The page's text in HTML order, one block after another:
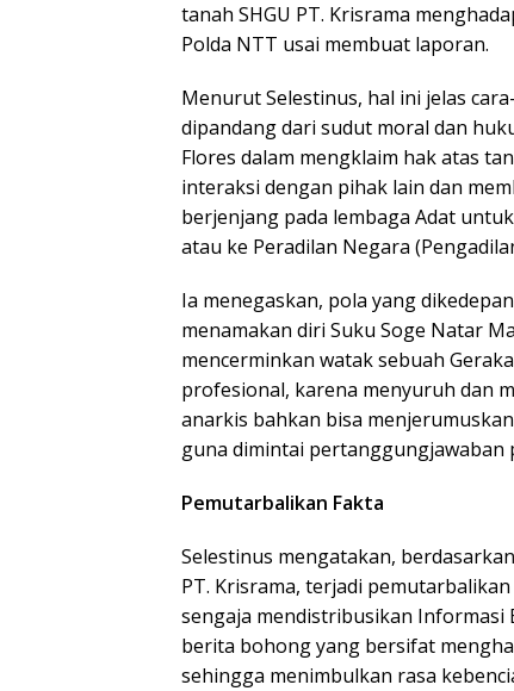
tanah SHGU PT. Krisrama
Polda NTT usai membuat laporan.
Menurut Selestinus, hal ini jelas
dipandang dari sudut moral dan
Flores dalam mengklaim hak atas
interaksi dengan pihak lain dan
berjenjang pada lembaga Adat
atau ke Peradilan Negara
Ia menegaskan, pola yang
menamakan diri Suku Soge Natar
mencerminkan watak sebuah
profesional, karena menyuruh dan
anarkis bahkan bisa
guna dimintai pertanggungjawaban
Pemutarbalikan Fakta
Selestinus mengatakan,
PT. Krisrama, terjadi
sengaja mendistribusikan
berita bohong yang bersifat
sehingga menimbulkan rasa